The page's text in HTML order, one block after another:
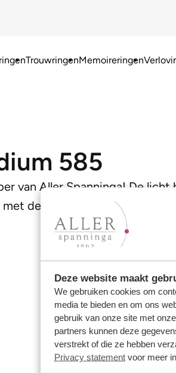
Deze website maakt
We gebruiken cookies om
media te bieden en om ons
gebruik van onze site met
partners kunnen deze
verstrekt of die ze hebben
Privacy statementvoor meer
TrouwringenMemoireringen
585
van Aller Spanninga! De
de huid en dus voor